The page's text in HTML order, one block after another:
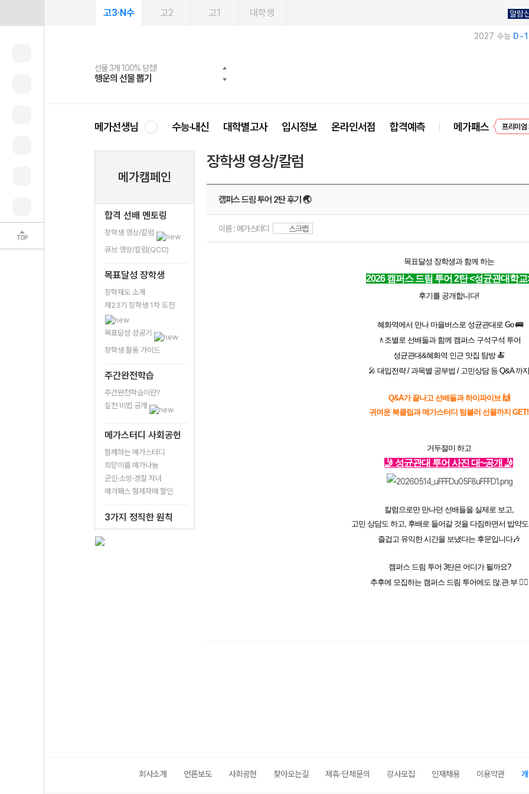
TOP
고3·N수 고2 고1 대학생 알람
2027 수능 D-
선물 3개 100% 당첨!
행운의 선물 뽑기
선물 100% 증정!
메가스터디 X 올리브
여름방학 스터디 캐시백
메가런 썸머스쿨
2027 러셀 단과
강사 공개선발
스마트러닝앱
설문 EVENT
메가패스
3일 무료 체험권
메가패스 수강생 무료혜택!
메가클럽 멤버십
사회공헌 캠페인
희망이룸 메가나눔
메가선생님 수능·내신 대학별고사 입시정보 온라인서점 합격예측 메가패스
프리미
메가캠페인
합격 선배 멘토링
장학생 영상/칼럼
큐브 영상/칼럼(QCC)
목표달성 장학생
장학제도 소개
제23기 장학생 1차 도전
목표달성 성공기
장학생 활동 가이드
주간완전학습
주간완전학습이란?
실천 비법 공개
메가스터디 사회공헌
함께하는 메가스터디
희망이룸 메가나눔
군인·소방·경찰 자녀
메가패스 형제자매 할인
3가지 정직한 원칙
장학생 영상/칼럼
캠퍼스 드림 투어 2탄 후기 🌏
이름 : 메가스터디 스크랩
목표달성 장학생과 함께 하는
2026 캠퍼스 드림 투어 2탄<성균관대학교
후기를 공개합니다!
혜화역에서 만나 마을버스로 성균관대로 Go 🚌
🚶조별로 선배들과 함께 캠퍼스 구석구석 투어
성균관대&혜화역 인근 맛집 탐방 🍝
🎤대입전략 / 과목별 공부법 / 고민상담 등 Q&A 까지
Q&A가 끝나고 선배들과 하이파이브 🙌
귀여운 북클립과메가스터디 텀블러 선물까지 GET!
거두절미 하고
🤳 성균관대 투어 사진 대~공개 🤳
칼럼으로만 만나던 선배들을 실제로 보고,
고민 상담도 하고, 후배로 들어갈 것을 다짐하면서 밥약
즐겁고 유익한 시간을 보냈다는 후문입니다🎶
캠퍼스 드림 투어 3탄은 어디가 될까요?
추후에 모집하는 캠퍼스 드림 투어에도 많.관.부 🙇‍♂️
회사소개 언론보도 사회공헌 찾아오는길 제휴·단체문의 강사모집 인재채용 이용약관